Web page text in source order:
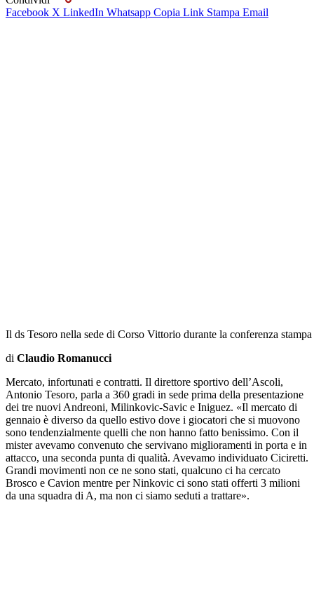
Facebook X LinkedIn Whatsapp Copia Link Stampa Email
Il ds Tesoro nella sede di Corso Vittorio durante la conferenza stampa
di Claudio Romanucci
Mercato, infortunati e contratti. Il direttore sportivo dell’Ascoli,
Antonio Tesoro, parla a 360 gradi in sede prima della presentazione
dei tre nuovi Andreoni, Milinkovic-Savic e Iniguez. «Il mercato di
gennaio è diverso da quello estivo dove i giocatori che si muovono
sono tendenzialmente quelli che non hanno fatto benissimo. Con il
mister avevamo convenuto che servivano miglioramenti in porta e in
attacco, una seconda punta di qualità. Avevamo individuato Ciciretti.
Grandi movimenti non ce ne sono stati, qualcuno ci ha cercato
Brosco e Cavion mentre per Ninkovic ci sono stati offerti 3 milioni
da una squadra di A, ma non ci siamo seduti a trattare».